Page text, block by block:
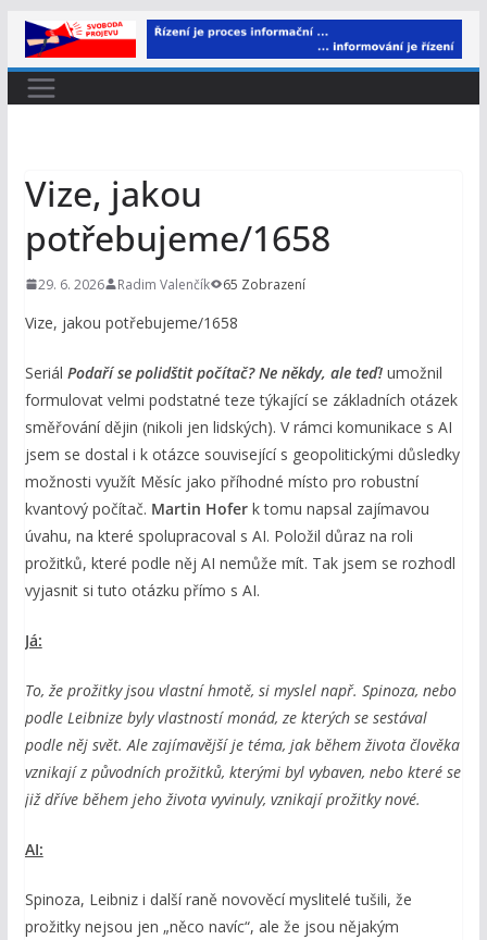
Přeskočit
na
obsah
Vize, jakou
potřebujeme/1658
29. 6. 2026 Radim Valenčík 65 Zobrazení
Vize, jakou potřebujeme/1658
Seriál Podaří se polidštit počítač? Ne někdy, ale teď!umožnil
formulovat velmi podstatné teze týkající se základních otázek
směřování dějin (nikoli jen lidských). V rámci komunikace s AI
jsem se dostal i k otázce související s geopolitickými důsledky
možnosti využít Měsíc jako příhodné místo pro robustní
kvantový počítač. Martin Hoferk tomu napsal zajímavou
úvahu, na které spolupracoval s AI. Položil důraz na roli
prožitků, které podle něj AI nemůže mít. Tak jsem se rozhodl
vyjasnit si tuto otázku přímo s AI.
Já:
To, že prožitky jsou vlastní hmotě, si myslel např. Spinoza, nebo
podle Leibnize byly vlastností monád, ze kterých se sestával
podle něj svět. Ale zajímavější je téma, jak během života člověka
vznikají z původních prožitků, kterými byl vybaven, nebo které se
již dříve během jeho života vyvinuly, vznikají prožitky nové.
AI:
Spinoza, Leibniz i další raně novověcí myslitelé tušili, že
prožitky nejsou jen „něco navíc“, ale že jsou nějakým